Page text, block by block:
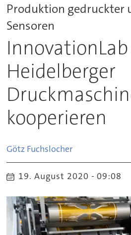
Produktion gedruckter
Sensoren
Heidelberger
kooperieren
Götz Fuchslocher
19. August 2020 - 09:08